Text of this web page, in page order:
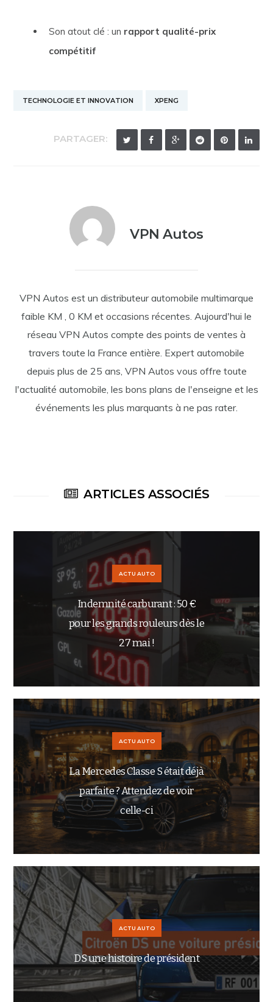
Son atout clé : un rapport qualité-prix
compétitif
TECHNOLOGIE ET INNOVATION XPENG
PARTAGER:
VPN Autos
VPN Autos est un distributeur automobile multimarque
faible KM , 0 KM et occasions récentes. Aujourd'hui le
réseau VPN Autos compte des points de ventes à
travers toute la France entière. Expert automobile
depuis plus de 25 ans, VPN Autos vous offre toute
l'actualité automobile, les bons plans de l'enseigne et les
événements les plus marquants à ne pas rater.
ARTICLES ASSOCIÉS
ACTU AUTO
Indemnité carburant : 50 €
pour les grands rouleurs dès le
27 mai !
ACTU AUTO
La Mercedes Classe S était déjà
parfaite ? Attendez de voir
celle-ci
ACTU AUTO
DS une histoire de président